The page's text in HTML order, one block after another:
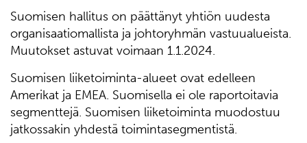
Suomisen hallitus on päättänyt yhtiön uudesta
organisaatiomallista ja johtoryhmän vastuualueista.
Muutokset astuvat voimaan 1.1.2024.
Suomisen liiketoiminta-alueet ovat edelleen
Amerikat ja EMEA. Suomisella ei ole raportoitavia
segmenttejä. Suomisen liiketoiminta muodostuu
jatkossakin yhdestä toimintasegmentistä.